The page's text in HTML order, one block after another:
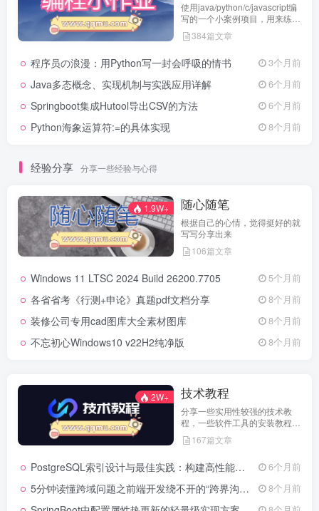
使用java/python/c/javascript编
写的一个小案例项目，用来练习
代码编程
384篇文章
程序员の浪漫：用Python写一封会呼吸的情书 3个月前
Java多态概念、实现机制与实践应用详解 6个月前
Springboot集成Hutool导出CSV的方法 6个月前
Python海象运算符:=的具体实现 8个月前
经验分享 分享一些经验与心得
1.9W+ 随心随笔
根据自己的心情，觉得挺好的就
写写分享出来
106篇文章
Windows 11 LTSC 2024 Build 26200.7705 5个月前
各省省考《行测+申论》真题pdf文档分享 8个月前
装修公司专用cad图库大全素材图库 8个月前
不忘初心Windows10 v22H2纯净版 8个月前
2W+ 技术教程
分享一些实用性较强的技术教
程，一些软件工具的安装教程，
以及一些工具的实用方法，环境
配置等等
167篇文章
PostgreSQL索引设计与最佳实践：构建高性能数据库的基石 6个月前
5分钟读懂跨域问题之前端开发绕不开的“跨界沟通”难题 8个月前